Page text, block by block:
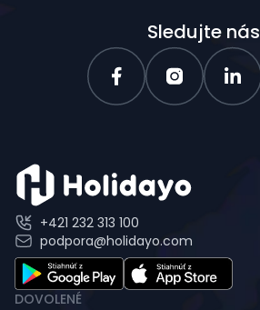
Sledujte nás
+421 232 313 100
podpora@holidayo.com
DOVOLENÉ